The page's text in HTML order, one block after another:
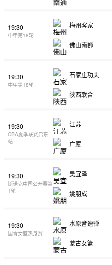
19:30
中甲第18轮
梅州客家
佛山南狮
19:30
中甲第18轮
石家庄功夫
陕西联合
19:30
CBA夏季联赛启东
站
江苏
广厦
19:30
斯诺克中国公开赛第
1轮
吴宜泽
姚朋成
19:30
国青女篮热身赛
水原音速弹
蒙古女篮